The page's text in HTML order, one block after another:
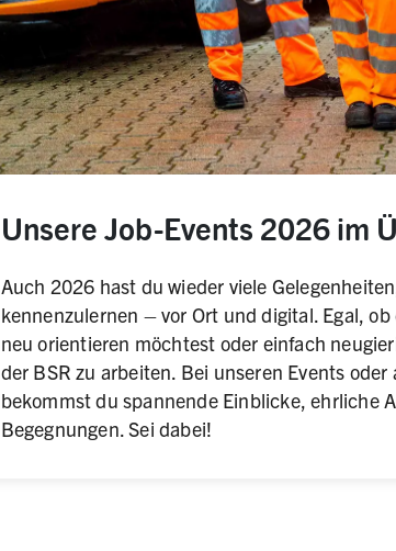
Unsere Job-Events 2026 im
Auch 2026 hast du wieder viele
kennenzulernen – vor Ort und digital. Egal,
neu orientieren möchtest oder einfach
der BSR zu arbeiten. Bei unseren Events oder
bekommst du spannende Einblicke, ehrliche
Begegnungen. Sei dabei!